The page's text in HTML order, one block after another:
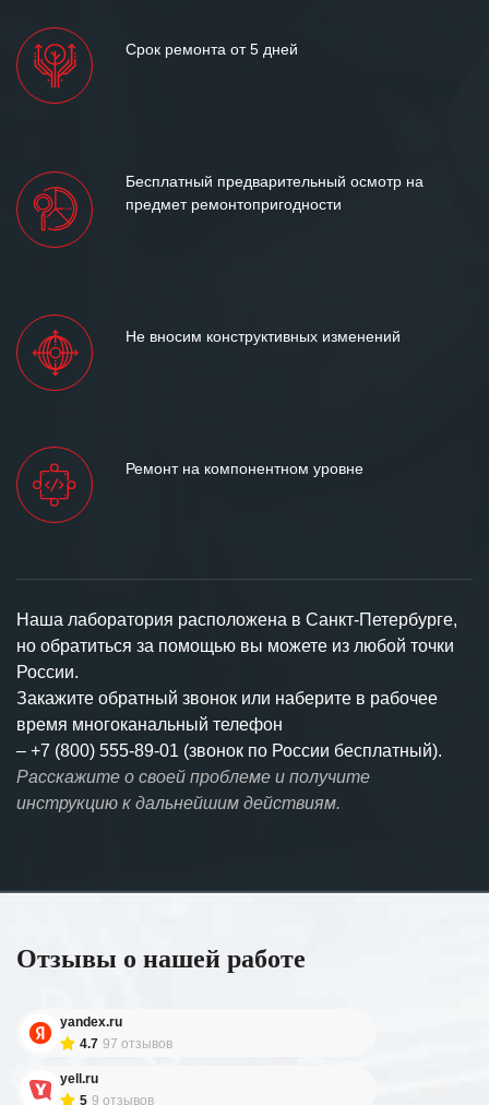
Срок ремонта от 5 дней
Бесплатный предварительный осмотр на
предмет ремонтопригодности
Не вносим конструктивных изменений
Ремонт на компонентном уровне
Наша лаборатория расположена в Санкт-Петербурге,
но обратиться за помощью вы можете из любой точки
России.
Закажите обратный звонок или наберите в рабочее
время многоканальный телефон
– +7 (800) 555-89-01 (звонок по России бесплатный).
Расскажите о своей проблеме и получите
инструкцию к дальнейшим действиям.
Отзывы о нашей работе
yandex.ru
4.7 97 отзывов
yell.ru
5 9 отзывов